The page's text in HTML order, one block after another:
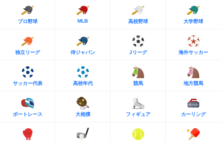
プロ野球 MLB 高校野球 大学野球
独立リーグ 侍ジャパン Jリーグ 海外サッカー
サッカー代表 高校年代 競馬 地方競馬
ボートレース 大相撲 フィギュア カーリング